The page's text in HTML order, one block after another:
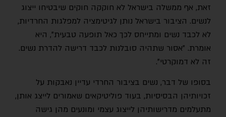
זאת, אף ממשלה בישראל לא חוקקה חוקים שיבטיחו ייצוג
לנשים. הציבור בישראל נותן לגיטימציה למפלגות החרדיות,
לא לכבד נשים ומתייחס לכך כאל תופעה טבעית", היא
אומרת. "אסור שתהיה סובלנות לכבד דרישה להדרת נשים.
זה לא דמוקרטי".
בסופו של דבר, נשים בציבור החרדי עדיין נאבקות על
זכויותיהן הבסיסיות, בעוד פוליטיקאים שאמורים לייצג אותן,
מתעלמים מדרישותיהן לייצוג עצמי ומונעים מהן גישה